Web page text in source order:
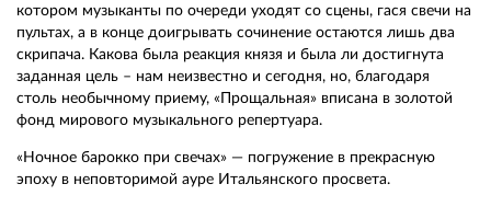
котором музыканты по очереди уходят со сцены, гася свечи на
пультах, а в конце доигрывать сочинение остаются лишь два
скрипача. Какова была реакция князя и была ли достигнута
заданная цель – нам неизвестно и сегодня, но, благодаря
столь необычному приему, «Прощальная» вписана в золотой
фонд мирового музыкального репертуара.
«Ночное барокко при свечах» — погружение в прекрасную
эпоху в неповторимой ауре Итальянского просвета.